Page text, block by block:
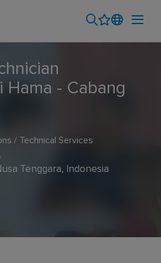
Hama - Cabang
/ Technical Services
Tenggara, Indonesia